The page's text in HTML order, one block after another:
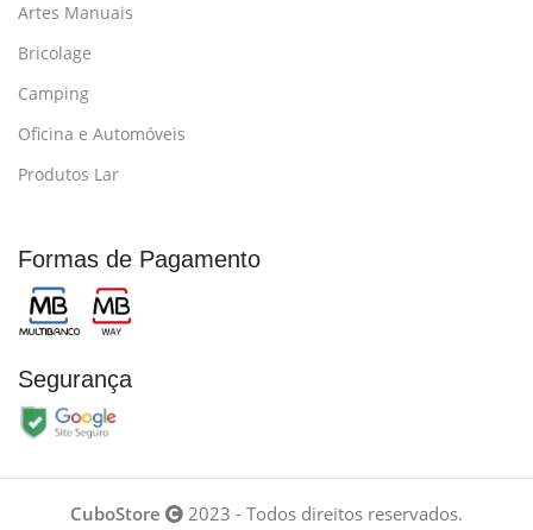
Artes Manuais
Bricolage
Camping
Oficina e Automóveis
Produtos Lar
Formas de Pagamento
Segurança
CuboStore 2023 - Todos direitos reservados.